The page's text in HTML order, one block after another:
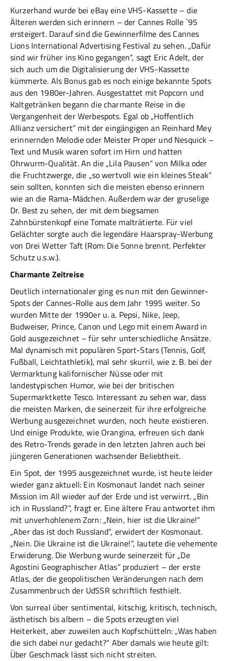
Kurzerhand wurde bei eBay eine VHS-Kassette – die
Älteren werden sich erinnern – der Cannes Rolle `95
ersteigert. Darauf sind die Gewinnerfilme des Cannes
Lions International Advertising Festival zu sehen. „Dafür
sind wir früher ins Kino gegangen“, sagt Eric Adelt, der
sich auch um die Digitalisierung der VHS-Kassette
kümmerte. Als Bonus gab es noch einige bekannte Spots
aus den 1980er-Jahren. Ausgestattet mit Popcorn und
Kaltgetränken begann die charmante Reise in die
Vergangenheit der Werbespots. Egal ob „Hoffentlich
Allianz versichert“ mit der eingängigen an Reinhard Mey
erinnernden Melodie oder Meister Proper und Nesquick –
Text und Musik waren sofort im Hirn und hatten
Ohrwurm-Qualität. An die „Lila Pausen“ von Milka oder
die Fruchtzwerge, die „so wertvoll wie ein kleines Steak“
sein sollten, konnten sich die meisten ebenso erinnern
wie an die Rama-Mädchen. Außerdem war der gruselige
Dr. Best zu sehen, der mit dem biegsamen
Zahnbürstenkopf eine Tomate malträtierte. Für viel
Gelächter sorgte auch die legendäre Haarspray-Werbung
von Drei Wetter Taft (Rom: Die Sonne brennt. Perfekter
Schutz u.s.w.).
Charmante Zeitreise
Deutlich internationaler ging es nun mit den Gewinner-
Spots der Cannes-Rolle aus dem Jahr 1995 weiter. So
wurden Mitte der 1990er u. a. Pepsi, Nike, Jeep,
Budweiser, Prince, Canon und Lego mit einem Award in
Gold ausgezeichnet – für sehr unterschiedliche Ansätze.
Mal dynamisch mit populären Sport-Stars (Tennis, Golf,
Fußball, Leichtathletik), mal sehr skurril, wie z. B. bei der
Vermarktung kalifornischer Nüsse oder mit
landestypischen Humor, wie bei der britischen
Supermarktkette Tesco. Interessant zu sehen war, dass
die meisten Marken, die seinerzeit für ihre erfolgreiche
Werbung ausgezeichnet wurden, noch heute existieren.
Und einige Produkte, wie Orangina, erfreuen sich dank
des Retro-Trends gerade in den letzten Jahren auch bei
jüngeren Generationen wachsender Beliebtheit.
Ein Spot, der 1995 ausgezeichnet wurde, ist heute leider
wieder ganz aktuell: Ein Kosmonaut landet nach seiner
Mission im All wieder auf der Erde und ist verwirrt. „Bin
ich in Russland?“, fragt er. Eine ältere Frau antwortet ihm
mit unverhohlenem Zorn: „Nein, hier ist die Ukraine!“
„Aber das ist doch Russland“, erwidert der Kosmonaut.
„Nein. Die Ukraine ist die Ukraine!“, lautete die vehemente
Erwiderung. Die Werbung wurde seinerzeit für „De
Agostini Geographischer Atlas“ produziert – der erste
Atlas, der die geopolitischen Veränderungen nach dem
Zusammenbruch der UdSSR schriftlich festhielt.
Von surreal über sentimental, kitschig, kritisch, technisch,
ästhetisch bis albern – die Spots erzeugten viel
Heiterkeit, aber zuweilen auch Kopfschütteln: „Was haben
die sich dabei nur gedacht?“ Aber damals wie heute gilt:
Über Geschmack lässt sich nicht streiten.